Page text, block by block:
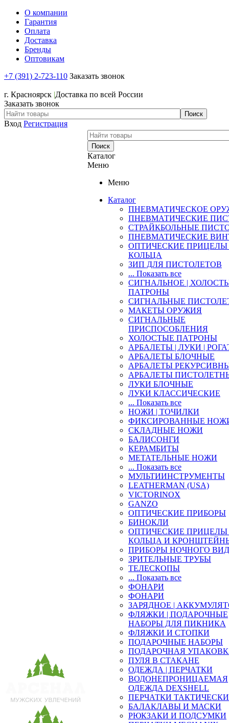
О компании
Гарантия
Оплата
Доставка
Бренды
Оптовикам
+7 (391) 2-723-110 Заказать звонок
г. Красноярск |Доставка по всей России
Заказать звонок
Вход Регистрация
Каталог
Меню
Меню
Каталог
ПНЕВМАТИЧЕСКОЕ
ПНЕВМАТИЧЕСКИЕ
СТРАЙКБОЛЬНЫЕ
ПНЕВМАТИЧЕСКИЕ
ОПТИЧЕСКИЕ ПРИЦЕЛЫ
КОЛЬЦА
ЗИП ДЛЯ ПИСТОЛЕТОВ
... Показать все
СИГНАЛЬНОЕ |
ПАТРОНЫ
СИГНАЛЬНЫЕ
МАКЕТЫ ОРУЖИЯ
СИГНАЛЬНЫЕ
ПРИСПОСОБЛЕНИЯ
ХОЛОСТЫЕ ПАТРОНЫ
АРБАЛЕТЫ | ЛУКИ |
АРБАЛЕТЫ БЛОЧНЫЕ
АРБАЛЕТЫ
АРБАЛЕТЫ
ЛУКИ БЛОЧНЫЕ
ЛУКИ КЛАССИЧЕСКИЕ
... Показать все
НОЖИ | ТОЧИЛКИ
ФИКСИРОВАННЫЕ
СКЛАДНЫЕ НОЖИ
БАЛИСОНГИ
КЕРАМБИТЫ
МЕТАТЕЛЬНЫЕ НОЖИ
... Показать все
МУЛЬТИИНСТРУМЕНТЫ
LEATHERMAN (USA)
VICTORINOX
GANZO
ОПТИЧЕСКИЕ ПРИБОРЫ
БИНОКЛИ
ОПТИЧЕСКИЕ ПРИЦЕЛЫ
КОЛЬЦА И
ПРИБОРЫ НОЧНОГО
ЗРИТЕЛЬНЫЕ ТРУБЫ
ТЕЛЕСКОПЫ
... Показать все
ФОНАРИ
ФОНАРИ
ЗАРЯДНОЕ |
ФЛЯЖКИ | ПОДАРОЧНЫЕ
НАБОРЫ ДЛЯ ПИКНИКА
ФЛЯЖКИ И СТОПКИ
ПОДАРОЧНЫЕ НАБОРЫ
ПОДАРОЧНАЯ
ПУЛЯ В СТАКАНЕ
ОДЕЖДА | ПЕРЧАТКИ
ВОДОНЕПРОНИЦАЕМАЯ
ОДЕЖДА DEXSHELL
ПЕРЧАТКИ
БАЛАКЛАВЫ И МАСКИ
РЮКЗАКИ И ПОДСУМКИ